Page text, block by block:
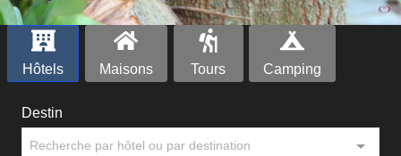
Hôtels Maisons Tours Camping
Destin
Recherche par hôtel ou par destination